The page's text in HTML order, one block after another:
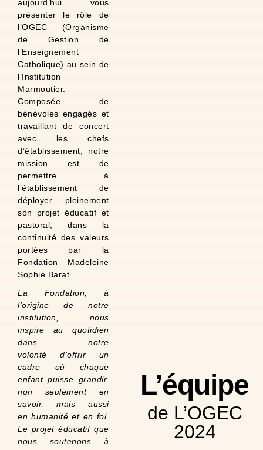
aujourd’hui vous
présenter le rôle de
l’OGEC (Organisme
de Gestion de
l’Enseignement
Catholique) au sein de
l’Institution
Marmoutier.
Composée de
bénévoles engagés et
travaillant de concert
avec les chefs
d’établissement, notre
mission est de
permettre à
l’établissement de
déployer pleinement
son projet éducatif et
pastoral, dans la
continuité des valeurs
portées par la
Fondation Madeleine
Sophie Barat.
La Fondation, à
l’origine de notre
institution, nous
inspire au quotidien
dans notre
volontéd’offrir un
cadre où chaque
enfant puisse grandir,
non seulement en
savoir, mais aussi
enhumanité et en foi.
Le projet éducatif que
nous soutenons à
L’équipe
de L’OGEC
2024
à déguster une
bonne bière.